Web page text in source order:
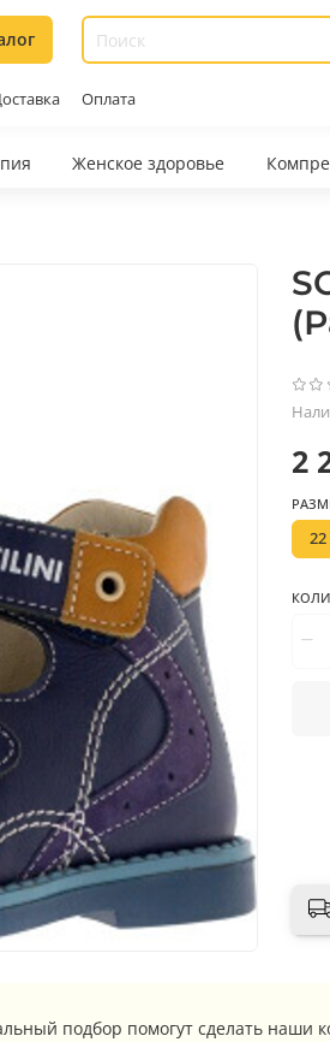
Оплата
Женское здоровье
2
22
подбор помогут сделать наши